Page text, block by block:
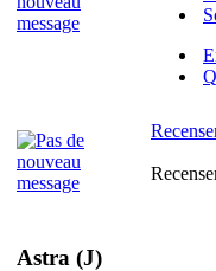
Astra (J)